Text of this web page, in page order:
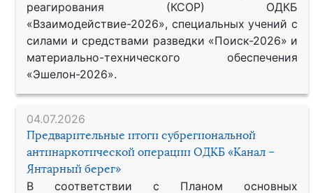
реагирования (КСОР) ОДКБ
«Взаимодействие-2026», специальных учений с
силами и средствами разведки «Поиск-2026» и
материально-технического обеспечения
«Эшелон-2026».
04.07.2026
Предварительные итоги субрегиональной
антинаркотической операции ОДКБ «Канал –
Янтарный берег»
В соответствии с Планом основных